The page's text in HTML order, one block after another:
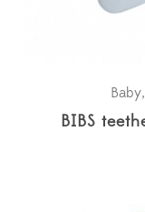
Baby,
BIBS